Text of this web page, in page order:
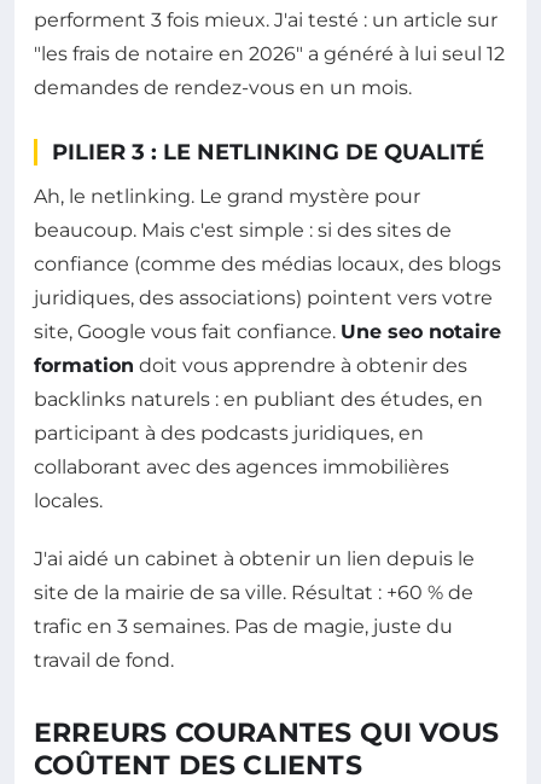
performent 3 fois mieux. J'ai testé : un article sur
"les frais de notaire en 2026" a généré à lui seul 12
demandes de rendez-vous en un mois.
PILIER 3 : LE NETLINKING DE QUALITÉ
Ah, le netlinking. Le grand mystère pour
beaucoup. Mais c'est simple : si des sites de
confiance (comme des médias locaux, des blogs
juridiques, des associations) pointent vers votre
site, Google vous fait confiance. Une seo notaire
formation doit vous apprendre à obtenir des
backlinks naturels : en publiant des études, en
participant à des podcasts juridiques, en
collaborant avec des agences immobilières
locales.
J'ai aidé un cabinet à obtenir un lien depuis le
site de la mairie de sa ville. Résultat : +60 % de
trafic en 3 semaines. Pas de magie, juste du
travail de fond.
ERREURS COURANTES QUI VOUS
COÛTENT DES CLIENTS